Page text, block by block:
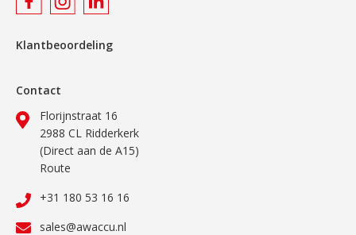
Klantbeoordeling
Contact
Florijnstraat 16
2988 CL Ridderkerk
(Direct aan de A15)
Route
+31 180 53 16 16
sales@awaccu.nl